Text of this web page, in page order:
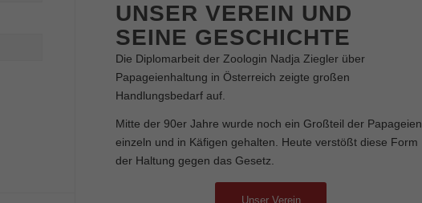
UNSER VEREIN UND
SEINE GESCHICHTE
Die Diplomarbeit der Zoologin Nadja Ziegler über
Papageienhaltung in Österreich zeigte großen
Handlungsbedarf auf.
Mitte der 90er Jahre wurde noch ein Großteil der Papageien
einzeln und in Käfigen gehalten. Heute verstößt diese Form
der Haltung gegen das Gesetz.
Unser Verein